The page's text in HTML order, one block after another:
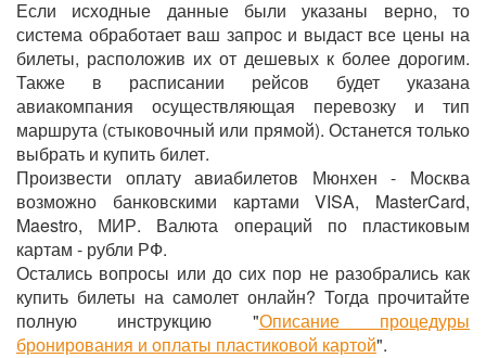
Если исходные данные были указаны верно, то
система обработает ваш запрос и выдаст все цены на
билеты, расположив их от дешевых к более дорогим.
Также в расписании рейсов будет указана
авиакомпания осуществляющая перевозку и тип
маршрута (стыковочный или прямой). Останется только
выбрать и купить билет.
Произвести оплату авиабилетов Мюнхен - Москва
возможно банковскими картами VISA, MasterCard,
Maestro, МИР. Валюта операций по пластиковым
картам - рубли РФ.
Остались вопросы или до сих пор не разобрались как
купить билеты на самолет онлайн? Тогда прочитайте
полную инструкцию "Описание процедуры
бронирования и оплаты пластиковой картой".